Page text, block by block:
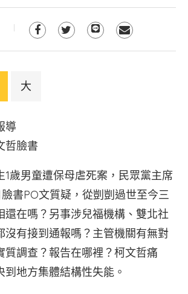
大
導
：柯文哲臉書
1歲男童遭保母虐死案，民眾黨主席
書PO文質疑，從剴剴過世至今三
還在嗎？另事涉兒福機構、雙北社
沒有接到通報嗎？主管機關有無對
質調查？報告在哪裡？柯文哲痛
地方集體結構性失能。